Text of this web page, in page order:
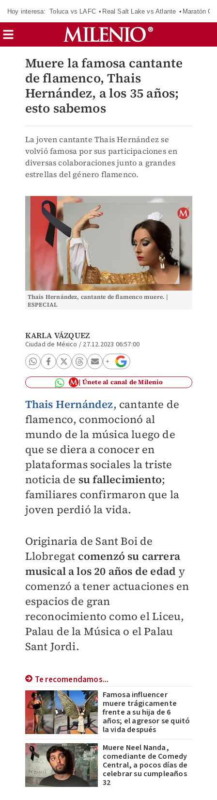
Hoy interesa: Toluca vs LAFC Real Salt Lake vs Atlante Maratón
Muere la famosa cantante
de flamenco, Thais
Hernández, a los 35 años;
esto sabemos
La joven cantante Thais Hernández se
volvió famosa por sus participaciones en
diversas colaboraciones junto a grandes
estrellas del género flamenco.
Thais Hernández, cantante de flamenco muere. |
ESPECIAL
KARLA VÁZQUEZ
Ciudad de México / 27.12.2023 06:57:00
Únete al canal de Milenio
Thais Hernández, cantante de
flamenco, conmocionó al
mundo de la música luego de
que se diera a conocer en
plataformas sociales la triste
noticia de su fallecimiento;
familiares confirmaron que la
joven perdió la vida.
Originaria de Sant Boi de
Llobregat comenzó su carrera
musical a los 20 años de edad y
comenzó a tener actuaciones en
espacios de gran
reconocimiento como elLiceu,
Palau de la Música o el Palau
Sant Jordi.
Te recomendamos...
Famosa influencer
muere trágicamente
frente a su hija de 6
años; el agresor se quitó
la vida después
Muere Neel Nanda,
comediante de Comedy
Central, a pocos días de
celebrar su cumpleaños
32